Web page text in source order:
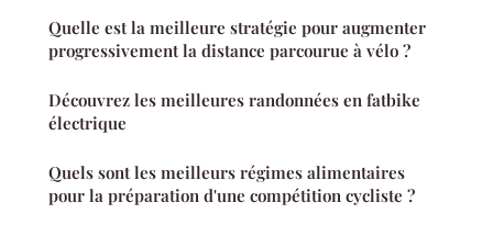
Quelle est la meilleure stratégie pour augmenter
progressivement la distance parcourue à vélo ?
Découvrez les meilleures randonnées en fatbike
électrique
Quels sont les meilleurs régimes alimentaires
pour la préparation d'une compétition cycliste ?